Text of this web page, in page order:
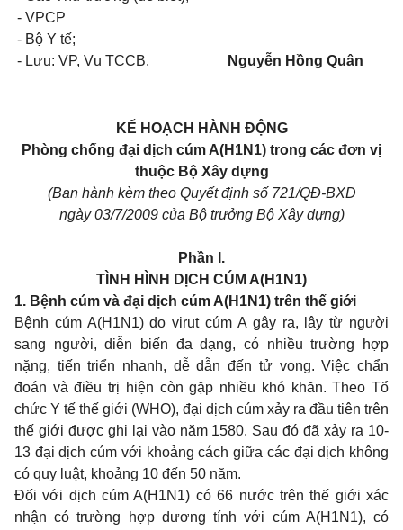
- VPCP
- Bộ Y tế;
- Lưu: VP, Vụ TCCB.
Nguyễn Hồng Quân
KẾ HOẠCH HÀNH ĐỘNG
Phòng chống đại dịch cúm A(H1N1) trong các đơn vị
thuộc Bộ Xây dựng
(Ban hành kèm theo Quyết định số 721/QĐ-BXD
ngày 03/7/2009 của Bộ trưởng Bộ Xây dựng)
Phần I.
TÌNH HÌNH DỊCH CÚM A(H1N1)
1. Bệnh cúm và đại dịch cúm A(H1N1) trên thế giới
Bệnh cúm A(H1N1) do virut cúm A gây ra, lây từ người
sang người, diễn biến đa dạng, có nhiều trường hợp
nặng, tiến triển nhanh, dễ dẫn đến tử vong. Việc chẩn
đoán và điều trị hiện còn gặp nhiều khó khăn. Theo Tổ
chức Y tế thế giới (WHO), đại dịch cúm xảy ra đầu tiên trên
thế giới được ghi lại vào năm 1580. Sau đó đã xảy ra 10-
13 đại dịch cúm với khoảng cách giữa các đại dịch không
có quy luật, khoảng 10 đến 50 năm.
Đối với dịch cúm A(H1N1) có 66 nước trên thế giới xác
nhận có trường hợp dương tính với cúm A(H1N1), có